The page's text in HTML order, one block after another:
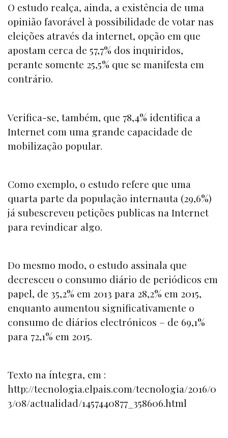
O estudo realça, ainda, a existência de uma
opinião favorável à possibilidade de votar nas
eleições através da internet, opção em que
apostam cerca de 57,7% dos inquiridos,
perante somente 25,5% que se manifesta em
contrário.
Verifica-se, também, que 78,4% identifica a
Internet com uma grande capacidade de
mobilização popular.
Como exemplo, o estudo refere que uma
quarta parte da população internauta (29,6%)
já subescreveu petições publicas na Internet
para revindicar algo.
Do mesmo modo, o estudo assinala que
decresceu o consumo diário de periódicos em
papel, de 35,2% em 2013 para 28,2% em 2015,
enquanto aumentou significativamente o
consumo de diários electrónicos – de 69,1%
para 72,1% em 2015.
Texto na íntegra, em :
http://tecnologia.elpais.com/tecnologia/2016/0
3/08/actualidad/1457440877_358606.html